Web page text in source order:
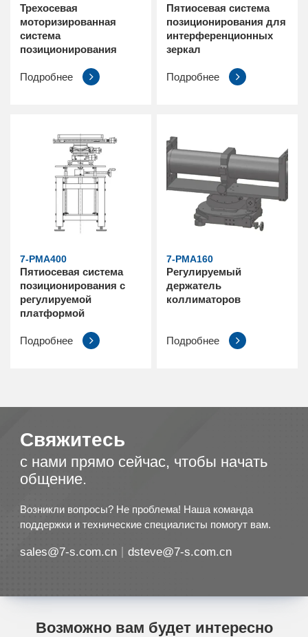
Трехосевая
моторизированная
система
позиционирования
Подробнее
Пятиосевая система
позиционирования для
интерференционных
зеркал
Подробнее
7-PMA400
Пятиосевая система
позиционирования с
регулируемой
платформой
Подробнее
7-PMA160
Регулируемый
держатель
коллиматоров
Подробнее
Свяжитесь
с нами прямо сейчас, чтобы начать
общение.
Возникли вопросы? Не проблема! Наша команда
поддержки и технические специалисты помогут вам.
sales@7-s.com.cn dsteve@7-s.com.cn
Возможно вам будет интересно